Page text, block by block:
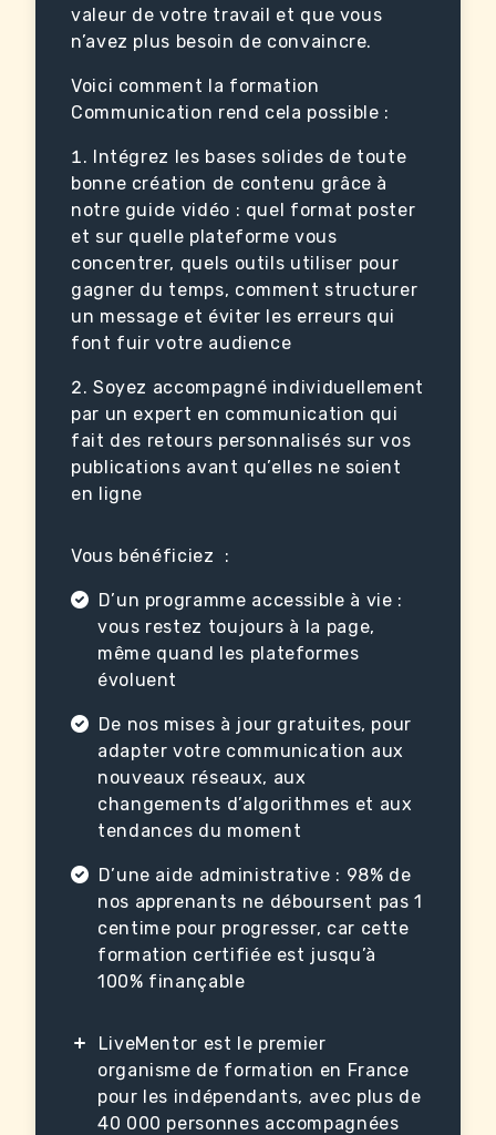
valeur de votre travail et que vous
n’avez plus besoin de convaincre.
Voici comment la formation
Communication rend cela possible :
Intégrez les bases solides de toute
bonne création de contenu grâce à
notre guide vidéo : quel format poster
et sur quelle plateforme vous
concentrer, quels outils utiliser pour
gagner du temps, comment structurer
un message et éviter les erreurs qui
font fuir votre audience
Soyez accompagné individuellement
par un expert en communication qui
fait des retours personnalisés sur vos
publications avant qu’elles ne soient
en ligne
Vous bénéficiez :
D’un programme accessible à vie :
vous restez toujours à la page,
même quand les plateformes
évoluent
De nos mises à jour gratuites, pour
adapter votre communication aux
nouveaux réseaux, aux
changements d’algorithmes et aux
tendances du moment
D’une aide administrative : 98% de
nos apprenants ne déboursent pas 1
centime pour progresser, car cette
formation certifiée est jusqu’à
100% finançable
LiveMentor est le premier
organisme de formation en France
pour les indépendants, avec plus de
40 000 personnes accompagnées